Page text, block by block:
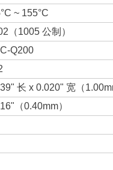
~ 155°C
（1005 公制）
Q200
长 x 0.020" 宽（
（0.40mm）